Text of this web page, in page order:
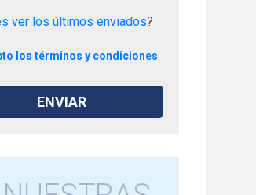
ver los últimos enviados?
los términos y condiciones